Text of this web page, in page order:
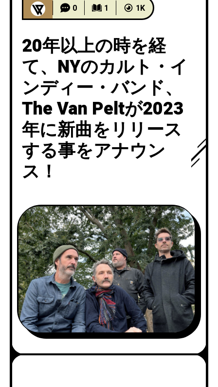
0 1 1K
20年以上の時を経
て、NYのカルト・イ
ンディー・バンド、
The Van Peltが2023
年に新曲をリリース
する事をアナウン
ス！